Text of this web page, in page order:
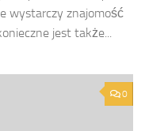
wystarczy znajomość
jest także...
0